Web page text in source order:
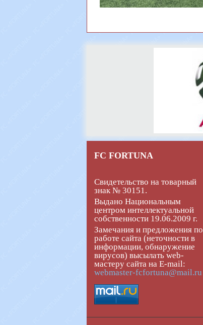
FC FORTUNA
Свидетельство на товарный
знак № 30151.
Выдано Национальным
центром интеллектуальной
собственности 19.06.2009 г.
Замечания и предложения по
работе сайта (неточности в
информации, обнаружение
вирусов) высылать web-
мастеру сайта на E-mail:
webmaster-fcfortuna@mail.ru